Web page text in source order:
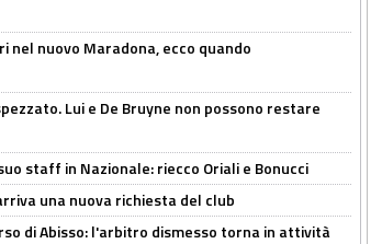
nel nuovo Maradona, ecco quando
Lui e De Bruyne non possono restare
staff in Nazionale: riecco Oriali e Bonucci
una nuova richiesta del club
di Abisso: l'arbitro dismesso torna in attività